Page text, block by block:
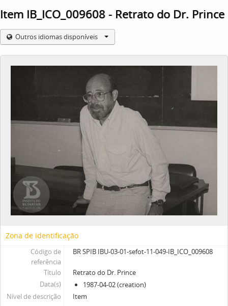
Item IB_ICO_009608 - Retrato do Dr. Prince
Outros idiomas disponíveis
Zona de identificação
Código de
referência
BR SPIB IBU-03-01-sefot-11-049-IB_ICO_009608
Título
Retrato do Dr. Prince
Data(s)
1987-04-02 (creation)
Nível de descrição
Item